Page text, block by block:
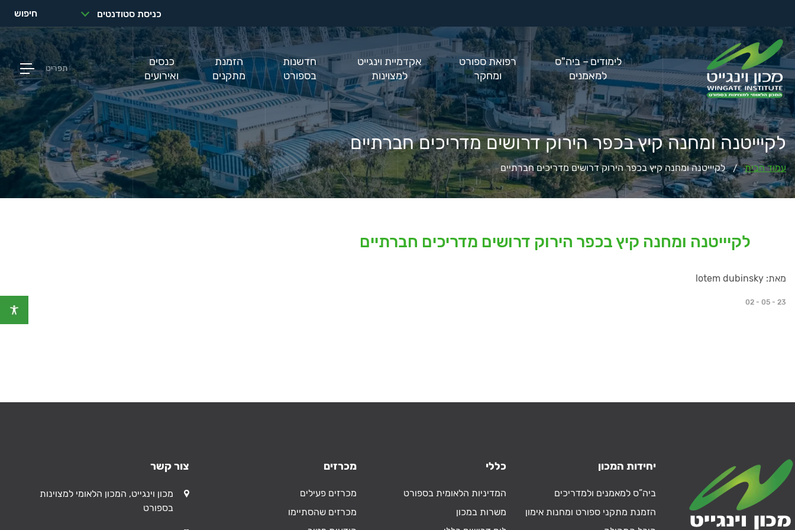
כניסת סטודנטים חיפוש
לימודים – ביה"ס
למאמנים
רפואת ספורט
ומחקר
אקדמיית וינגייט
למצוינות
חדשנות
בספורט
הזמנת
מתקנים
כנסים
ואירועים
תפריט
לקיייטנה ומחנה קיץ בכפר הירוק דרושים מדריכים חברתיים
עמוד הבית / לקיייטנה ומחנה קיץ בכפר הירוק דרושים מדריכים חברתיים
לקיייטנה ומחנה קיץ בכפר הירוק דרושים מדריכים חברתיים
מאת: lotem dubinsky
02 - 05 - 23
יחידות המכון
ביה”ס למאמנים ולמדריכים
הזמנת מתקני ספורט ומחנות אימון
כללי
המדיניות הלאומית בספורט
משרות במכון
מכרזים
מכרזים פעילים
מכרזים שהסתיימו
צור קשר
כתובת
מכון וינגייט, המכון הלאומי למצוינות
בספורט